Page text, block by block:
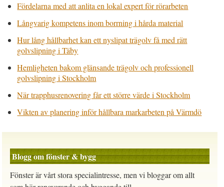
Fördelarna med att anlita en lokal expert för rörarbeten
Långvarig kompetens inom borrning i hårda material
Hur lång hållbarhet kan ett nyslipat trägolv få med rätt
golvslipning i Täby
Hemligheten bakom glänsande trägolv och professionell
golvslipning i Stockholm
När trapphusrenovering får ett större värde i Stockholm
Vikten av planering inför hållbara markarbeten på Värmdö
Blogg om fönster & bygg
Fönster är vårt stora specialintresse, men vi bloggar om allt